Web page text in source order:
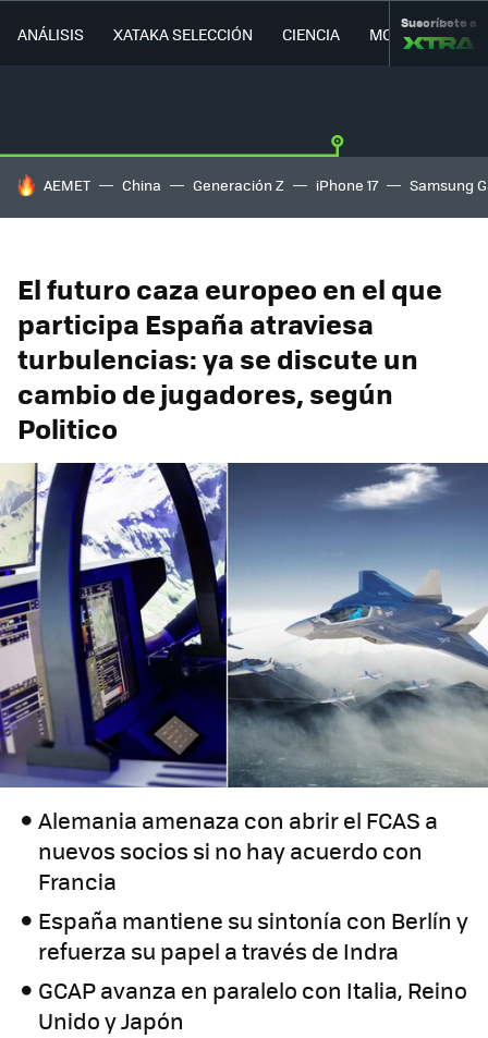
ANÁLISIS XATAKA SELECCIÓN CIENCIA MOVILIDAD
Suscríbete a
HOY SE HABLA DE
AEMET China Generación Z iPhone 17 Samsung
El futuro caza europeo en el que
participa España atraviesa
turbulencias: ya se discute un
cambio de jugadores, según
Politico
Alemania amenaza con abrir el FCAS a
nuevos socios si no hay acuerdo con
Francia
España mantiene su sintonía con Berlín y
refuerza su papel a través de Indra
GCAP avanza en paralelo con Italia, Reino
Unido y Japón